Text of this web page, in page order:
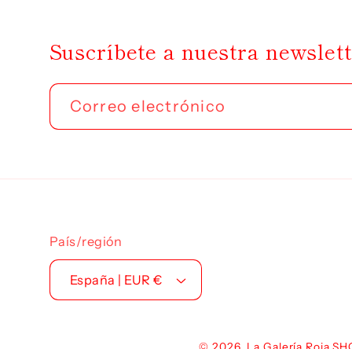
Suscríbete a nuestra
Correo electrónico
País/región
España | EUR €